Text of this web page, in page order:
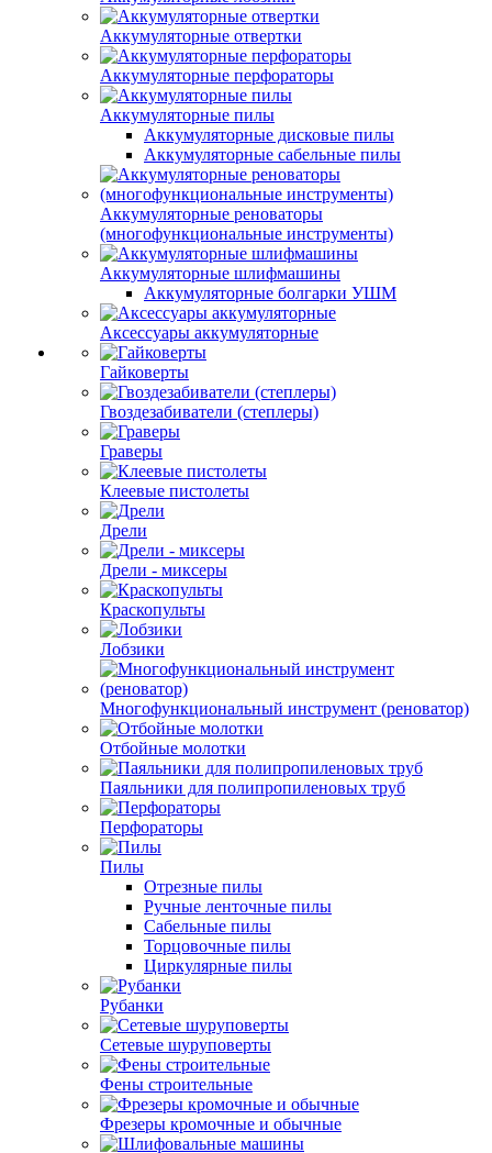
Аккумуляторные отвертки
Аккумуляторные перфораторы
Аккумуляторные пилы
Аккумуляторные дисковые пилы
Аккумуляторные сабельные пилы
Аккумуляторные реноваторы
(многофункциональные инструменты)
Аккумуляторные шлифмашины
Аккумуляторные болгарки УШМ
Аксессуары аккумуляторные
Гайковерты
Гвоздезабиватели (степлеры)
Граверы
Клеевые пистолеты
Дрели
Дрели - миксеры
Краскопульты
Лобзики
Многофункциональный инструмент (реноватор)
Отбойные молотки
Паяльники для полипропиленовых труб
Перфораторы
Пилы
Отрезные пилы
Ручные ленточные пилы
Сабельные пилы
Торцовочные пилы
Циркулярные пилы
Рубанки
Сетевые шуруповерты
Фены строительные
Фрезеры кромочные и обычные